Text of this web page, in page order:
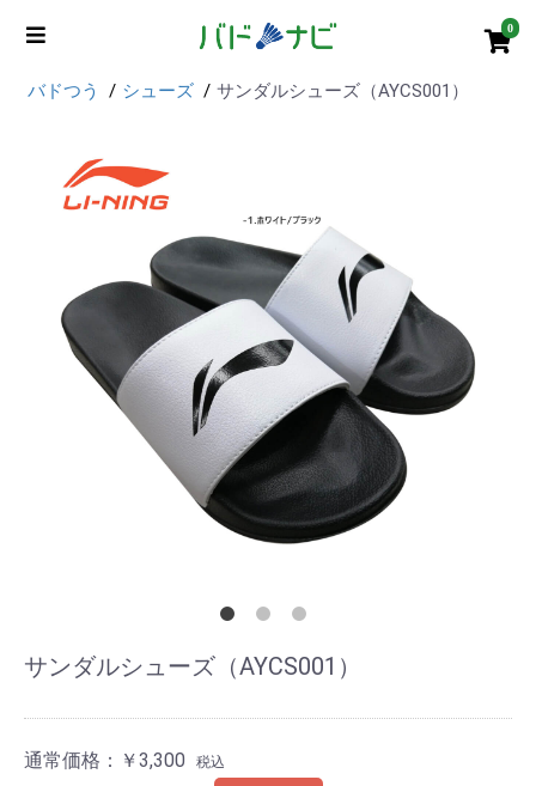
0
バドつう シューズ サンダルシューズ（AYCS001）
サンダルシューズ（AYCS001）
通常価格： ￥3,300 税込